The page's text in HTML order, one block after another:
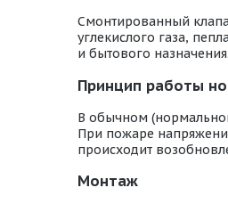
Смонтированный
углекислого газа,
и бытового назначения.
Принцип работы
В обычном
При пожаре
происходит
Монтаж